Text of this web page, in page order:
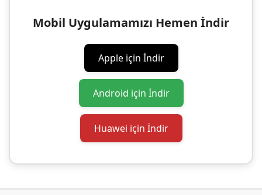
Mobil Uygulamamızı Hemen İndir
Apple için İndir
Android için İndir
Huawei için İndir